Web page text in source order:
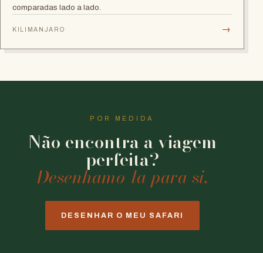
comparadas lado a lado.
KILIMANJARO →
POR MEDIDA
Não encontra a viagem
perfeita?
Desenhamo-la para si.
DESENHAR O MEU SAFARI